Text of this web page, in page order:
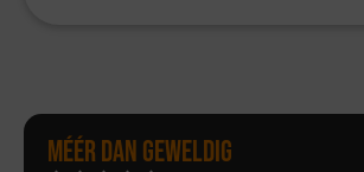
Méér dan geweldig